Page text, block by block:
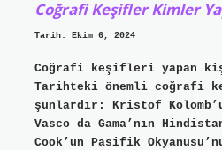
Coğrafi Keşifler Kimler
Tarih: Ekim 6, 2024
Coğrafi keşifleri yapan
Tarihteki önemli coğrafi
şunlardır: Kristof
Vasco da Gama’nın
Cook’un Pasifik